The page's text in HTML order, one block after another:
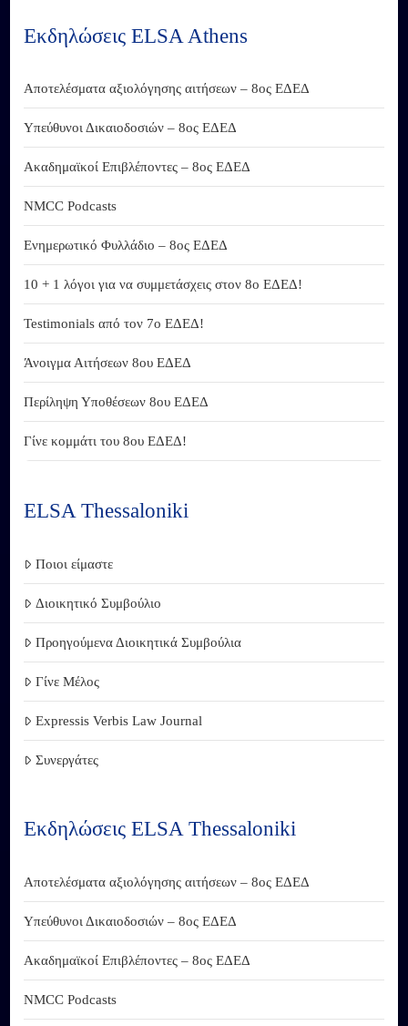
Εκδηλώσεις ELSA Athens
Αποτελέσματα αξιολόγησης αιτήσεων – 8ος ΕΔΕΔ
Υπεύθυνοι Δικαιοδοσιών – 8ος ΕΔΕΔ
Ακαδημαϊκοί Επιβλέποντες – 8ος ΕΔΕΔ
NMCC Podcasts
Ενημερωτικό Φυλλάδιο – 8ος ΕΔΕΔ
10 + 1 λόγοι για να συμμετάσχεις στον 8ο ΕΔΕΔ!
Testimonials από τον 7ο ΕΔΕΔ!
Άνοιγμα Αιτήσεων 8ου ΕΔΕΔ
Περίληψη Υποθέσεων 8ου ΕΔΕΔ
Γίνε κομμάτι του 8ου ΕΔΕΔ!
ELSA Thessaloniki
Ποιοι είμαστε
Διοικητικό Συμβούλιο
Προηγούμενα Διοικητικά Συμβούλια
Γίνε Μέλος
Expressis Verbis Law Journal
Συνεργάτες
Εκδηλώσεις ELSA Thessaloniki
Αποτελέσματα αξιολόγησης αιτήσεων – 8ος ΕΔΕΔ
Υπεύθυνοι Δικαιοδοσιών – 8ος ΕΔΕΔ
Ακαδημαϊκοί Επιβλέποντες – 8ος ΕΔΕΔ
NMCC Podcasts